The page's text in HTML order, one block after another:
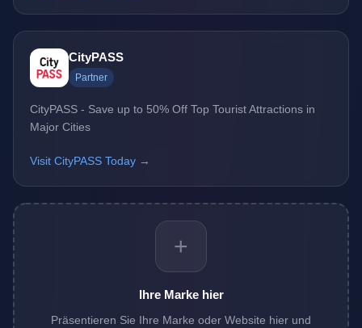
CityPASS
Partner
CityPASS - Save up to 50% Off Top Tourist Attractions in
Major Cities
Visit CityPASS Today →
+
Ihre Marke hier
Präsentieren Sie Ihre Marke oder Website hier und